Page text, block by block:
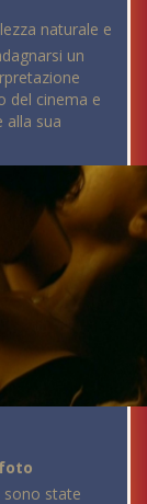
naturale e
un
del cinema e
alla sua
sono state